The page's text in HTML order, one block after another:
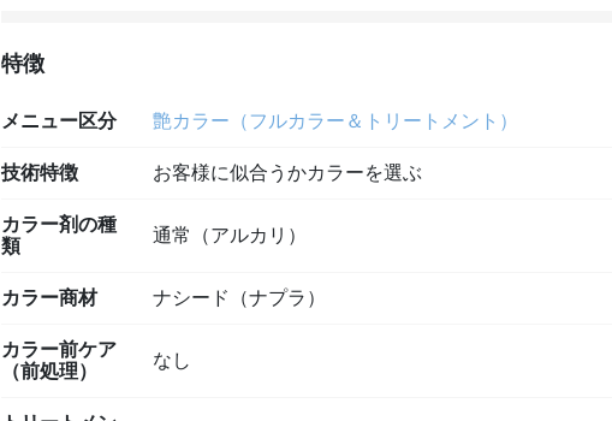
特徴
メニュー区分 艶カラー（フルカラー＆トリートメント）
技術特徴 お客様に似合うかカラーを選ぶ
カラー剤の種
類
通常（アルカリ）
カラー商材 ナシード（ナプラ）
カラー前ケア
（前処理）
なし